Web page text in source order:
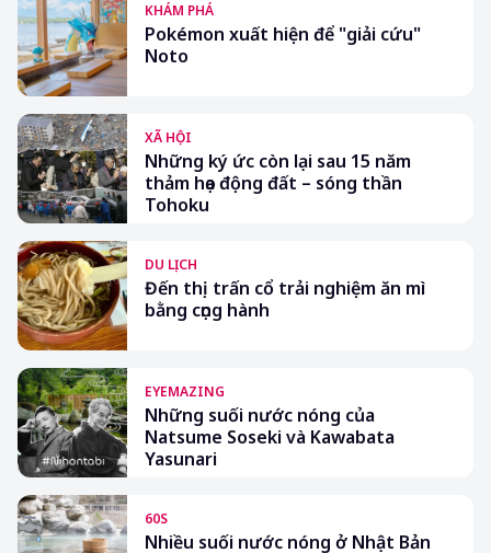
KHÁM PHÁ
Pokémon xuất hiện để "giải cứu"
Noto
XÃ HỘI
Những ký ức còn lại sau 15 năm
thảm họa động đất – sóng thần
Tohoku
DU LỊCH
Đến thị trấn cổ trải nghiệm ăn mì
bằng cọng hành
EYEMAZING
Những suối nước nóng của
Natsume Soseki và Kawabata
Yasunari
60S
Nhiều suối nước nóng ở Nhật Bản